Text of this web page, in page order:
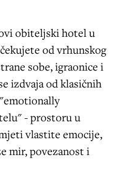
obiteljski hotel u
od vrhunskog
sobe, igraonice i
izdvaja od klasičnih
- prostoru u
vlastite emocije,
mir, povezanost i